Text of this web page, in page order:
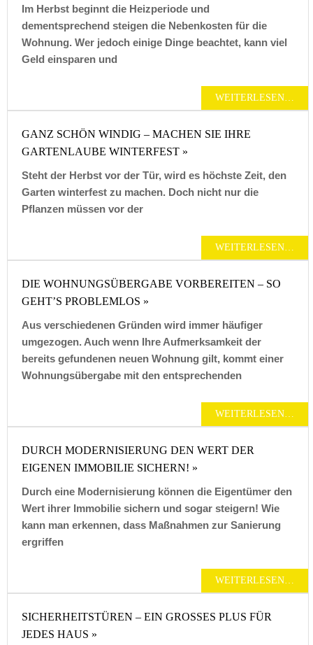
Im Herbst beginnt die Heizperiode und
dementsprechend steigen die Nebenkosten für die
Wohnung. Wer jedoch einige Dinge beachtet, kann viel
Geld einsparen und
WEITERLESEN…
GANZ SCHÖN WINDIG – MACHEN SIE IHRE
GARTENLAUBE WINTERFEST »
Steht der Herbst vor der Tür, wird es höchste Zeit, den
Garten winterfest zu machen. Doch nicht nur die
Pflanzen müssen vor der
WEITERLESEN…
DIE WOHNUNGSÜBERGABE VORBEREITEN – SO
GEHT’S PROBLEMLOS »
Aus verschiedenen Gründen wird immer häufiger
umgezogen. Auch wenn Ihre Aufmerksamkeit der
bereits gefundenen neuen Wohnung gilt, kommt einer
Wohnungsübergabe mit den entsprechenden
WEITERLESEN…
DURCH MODERNISIERUNG DEN WERT DER
EIGENEN IMMOBILIE SICHERN! »
Durch eine Modernisierung können die Eigentümer den
Wert ihrer Immobilie sichern und sogar steigern! Wie
kann man erkennen, dass Maßnahmen zur Sanierung
ergriffen
WEITERLESEN…
SICHERHEITSTÜREN – EIN GROSSES PLUS FÜR
JEDES HAUS »